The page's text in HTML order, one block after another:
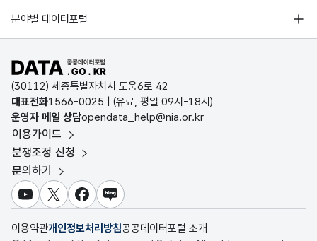
국가정보자원관리원
경기데이터드림
D-데이터허브
인천데이터포털
울산광역시 데이터포털
전남광주통합특별시 빅데이터 플랫폼
대전광역시 데이터포털
세종특별자치시 데이터포털
충청북도 데이터허브
분야별 데이터포털
기상자료개방포털
국토교통부 공간정보오픈플랫폼
환경부 환경데이터포털
문화데이터광장
농림축산식품 공공데이터포털
보건의료빅데이터개방시스템
식품의약품안전처 데이터포털
교육통계서비스
공공데이터포털 바로가기
(30112) 세종특별자치시 도움6로 42
대표전화1566-0025 | (유료, 평일 09시-18시)
운영자 메일 상담opendata_help@nia.or.kr
이용가이드
분쟁조정 신청
문의하기
유튜브X 페이스북
블로그
이용약관개인정보처리방침공공데이터포털 소개